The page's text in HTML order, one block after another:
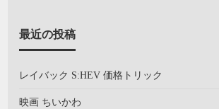
最近の投稿
レイバック S:HEV 価格トリック
映画 ちいかわ